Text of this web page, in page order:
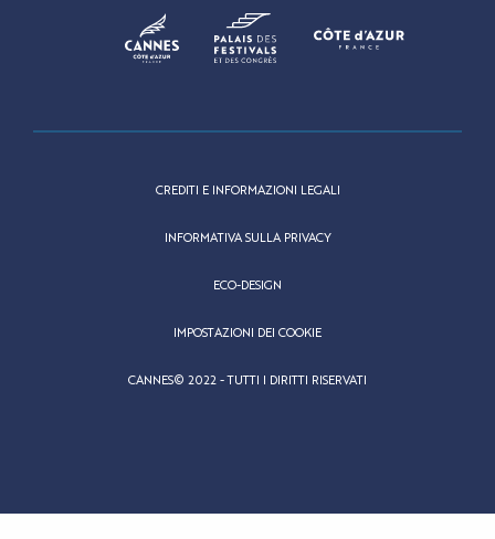
CREDITI E INFORMAZIONI LEGALI
INFORMATIVA SULLA PRIVACY
ECO-DESIGN
IMPOSTAZIONI DEI COOKIE
CANNES© 2022 - TUTTI I DIRITTI RISERVATI